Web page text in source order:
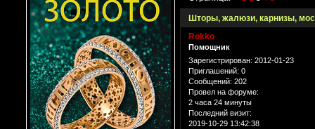
Шторы, жалюзи, карнизы,
Rokko
Помощник
Зарегистрирован: 2012-01-23
Приглашений: 0
Сообщений: 202
Провел на форуме:
2 часа 24 минуты
Последний визит:
2019-10-29 13:42:38